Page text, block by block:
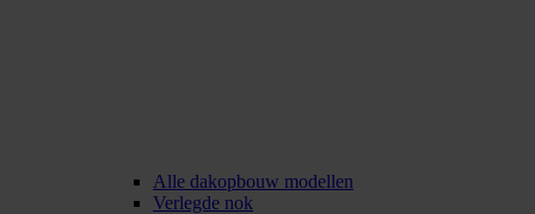
Alle dakopbouw modellen
Verlegde nok